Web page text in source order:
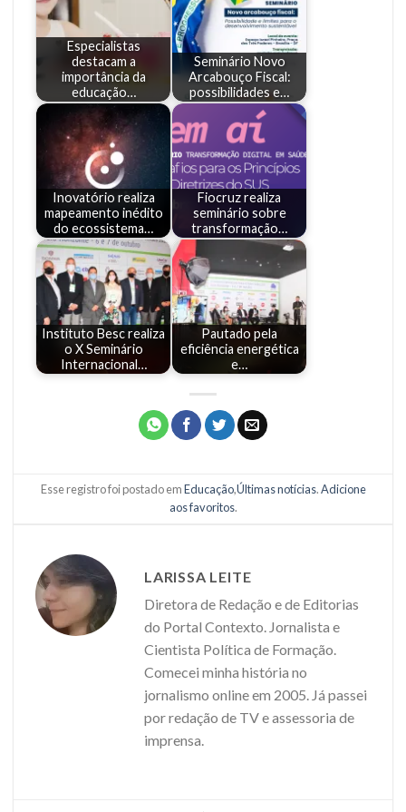
Especialistas
destacam a
importância da
educação…
Seminário Novo
Arcabouço Fiscal:
possibilidades e…
Inovatório realiza
mapeamento inédito
do ecossistema…
Fiocruz realiza
seminário sobre
transformação…
Instituto Besc realiza
o X Seminário
Internacional…
Pautado pela
eficiência energética
e…
Esse registro foi postado emEducação,Últimas notícias.Adicione
aos favoritos.
LARISSA LEITE
Diretora de Redação e de Editorias
do Portal Contexto. Jornalista e
Cientista Política de Formação.
Comecei minha história no
jornalismo online em 2005. Já passei
por redação de TV e assessoria de
imprensa.